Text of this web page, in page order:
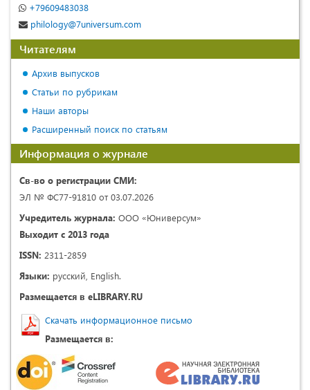
+79609483038
philology@7universum.com
Читателям
Архив выпусков
Статьи по рубрикам
Наши авторы
Расширенный поиск по статьям
Информация о журнале
Св-во о регистрации СМИ:
ЭЛ № ФС77-91810 от 03.07.2026
Учредитель журнала: ООО «Юниверсум»
Выходит с 2013 года
ISSN: 2311-2859
Языки: русский, English.
Размещается в eLIBRARY.RU
Скачать информационное письмо
Размещается в: